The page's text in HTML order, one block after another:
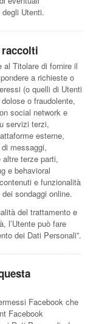
Utenti.
al Titolare di fornire il
a richieste o
(o quelli di Utenti
o fraudolente,
social network e
servizi terzi,
esterne,
messaggi,
terze parti,
e behavioral
e funzionalità
sondaggi online.
del trattamento e
l’Utente può fare
dei Dati Personali”.
Facebook che
Facebook